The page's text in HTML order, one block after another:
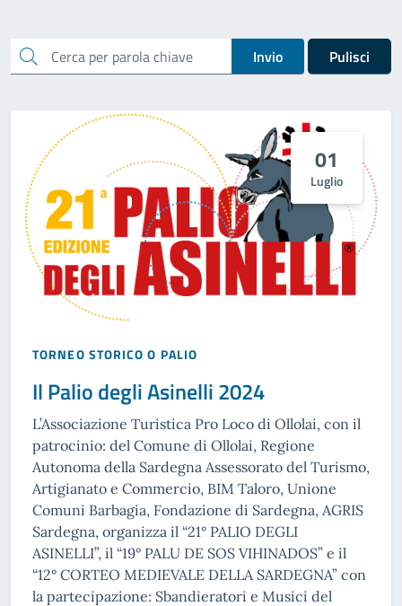
cerca Invio Pulisci
01
Luglio
TORNEO STORICO O PALIO
Il Palio degli Asinelli 2024
L’Associazione Turistica Pro Loco di Ollolai, con il
patrocinio: del Comune di Ollolai, Regione
Autonoma della Sardegna Assessorato del Turismo,
Artigianato e Commercio, BIM Taloro, Unione
Comuni Barbagia, Fondazione di Sardegna, AGRIS
Sardegna, organizza il “21° PALIO DEGLI
ASINELLI”, il “19° PALU DE SOS VIHINADOS” e il
“12° CORTEO MEDIEVALE DELLA SARDEGNA” con
la partecipazione: Sbandieratori e Musici del